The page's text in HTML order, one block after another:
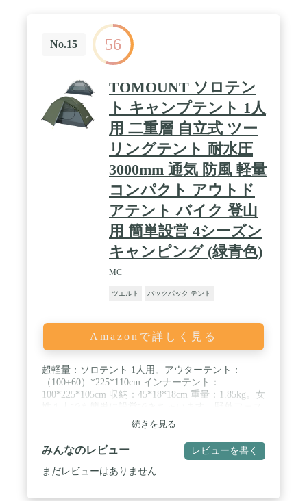
No.15 56
TOMOUNT ソロテン
ト キャンプテント 1人
用 二重層 自立式 ツー
リングテント 耐水圧
3000mm 通気 防風 軽量
コンパクト アウトド
アテント バイク 登山
用 簡単設営 4シーズン
キャンピング (緑青色)
MC
ツエルト バックパック テント
Amazonで詳しく見る
超軽量：ソロテント 1人用。アウターテント：
（100+60）*225*110cm インナーテント：
100*225*105cm 収納：45*18*18cm 重量：1.85kg。女
や女子キャンプの時にも便利なテントです。 / 良い
素材：アウターテント：UVカット210T ポリエステ
ル布3000mm耐水圧の生地、豪雨までも心配しな
い！クッカーなどの荷物を置いてできる前室スペー
スがある。インナーテント：190Tポリエステル布、
続きを見る
みんなのレビュー レビューを書く
まだレビューはありません